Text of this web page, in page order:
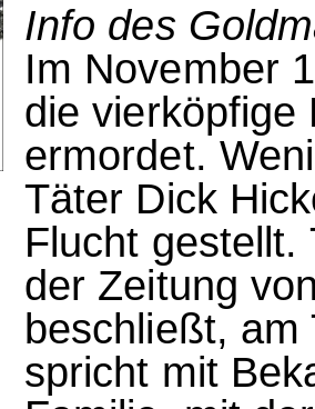
Info des
Im November
die vierköpfige
ermordet.
Täter Dick
Flucht gestellt.
der Zeitung
beschließt, am
spricht mit